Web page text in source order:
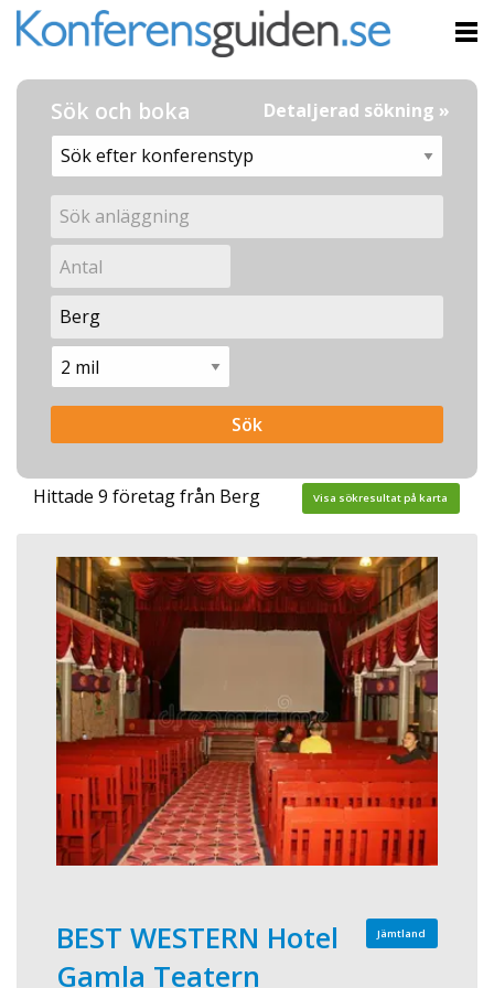
Sök och boka Detaljerad sökning »
Hittade 9 företag från Berg Visa sökresultat på karta
Jämtland
BEST WESTERN Hotel
Gamla Teatern